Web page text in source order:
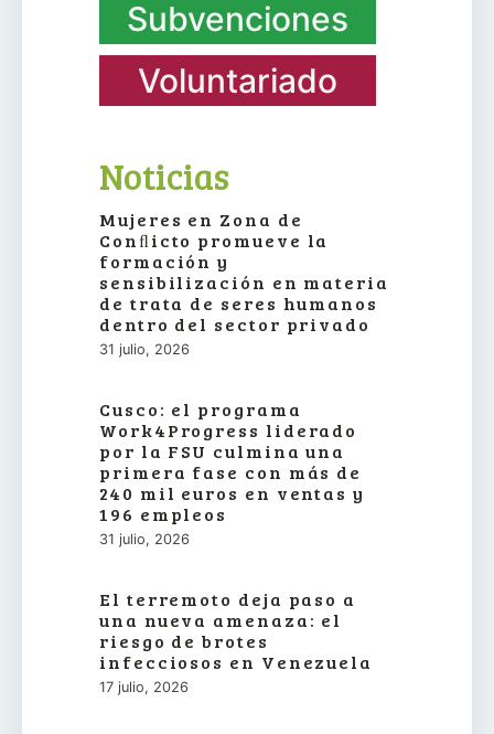
Subvenciones
Voluntariado
Noticias
Mujeres en Zona de
Conﬂicto promueve la
formación y
sensibilización en materia
de trata de seres humanos
dentro del sector privado
31 julio, 2026
Cusco: el programa
Work4Progress liderado
por la FSU culmina una
primera fase con más de
240 mil euros en ventas y
196 empleos
31 julio, 2026
El terremoto deja paso a
una nueva amenaza: el
riesgo de brotes
infecciosos en Venezuela
17 julio, 2026